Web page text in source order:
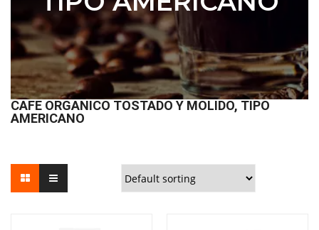
CAFE ORGANICO TOSTADO Y MOLIDO, TIPO
AMERICANO